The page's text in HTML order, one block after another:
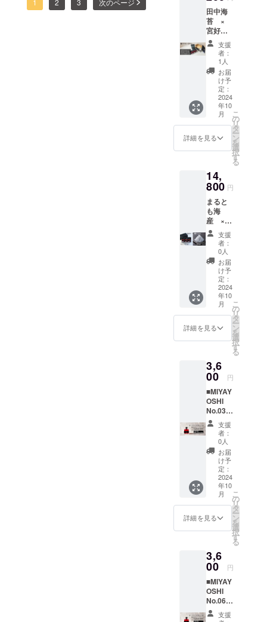
ねは自身だけで受粉ができ
種 露茜（つゆあかね）。
1 2 3 次のページ
の飲み
比べ
パッ
ケージ
です。
着色料
など何
も使わ
ない天
然由来
の透き
通った
鮮やか
色、甘
酸っぱ
香り、
濃厚な
味わい
の中に
も後味
をすっ
きりさ
せる独
自の酸
味。市
場に出
回りに
くい露
茜100％
の紅色
リ
キュー
わって
みてく
ださ
い！ リ
ターン
内容：
1.
MIYAYO
SHIプラ
ムリ
キュー
ル
200ml×
3 2.
3本入り
化粧箱
3.
紙袋 ●
原材料
由来の
成分が
沈殿す
ること
があり
ます
キュー
ル
「MIYA
YOSHI
」。今
回、ご
支援い
ただい
た方専
用に追
加生産
いたし
ます。
新ライ
ンアッ
No.03・
06・09
の飲み
パッ
ケージ
です。
着色料
など何
も使わ
ない天
然由来
の透き
通った
鮮やか
な赤
酸っぱ
いさわ
濃厚な
味わい
の中に
も後味
をすっ
きりさ
せる独
自の酸
味。市
場に出
回りに
くい露
茜100％
の紅色
プラム
キュー
ルを是
みてく
ださ
い！ リ
ターン
内容：
1.
MIYAYO
業112年
を迎え
る有田
の老舗
洋菓子
屋レピ
マルカ
さんの
大人気
商品
ティラ
ミスバ
ウム
クーヘ
ンは、
ヒーバ
ウムに
イタリ
アガル
バーニ
社のマ
スカル
ポーネ
チーズ
を使用
した滑
らかな
ティラ
ミスを
合わせ
ていま
す。塩
キーを
中に挟
なアク
セント
に。
MIYAYO
SHIの
さっぱ
りとし
たプラ
ムリ
キュー
ルとも
相性抜
す！是
非、お
い！
※MIYAY
OSHIプ
ラムリ
キュー
ルとレ
ピマル
田中海
苔 ×
宮好
コラ
ボ ■
田中の
味海苔6
SET
＋
MIYAYO
SHI
200ml
飲み
比べ3本
SET 今
緒に和
歌山を
盛り上
げよう
とご協
力いた
だいた
田中海
苔店さ
んとの
限定コ
ラボで
す。ぱ
りぱり
で風味
が抜群
の焼き
が、甘
さを抑
えた
MIAYOS
HIプラ
ムリ
キュー
ルと相
性抜群
です。
是非、
お試し
くださ
い！
※MIYAY
OSHI飲
み比べ3
海苔6品
は別発
りま
す。商
品の到
着には
支援
者：
1人
お届
け予
定：
2024
年10
月
詳細を見る
こ
の
リ
タ
ー
ン
を
選
択
す
る
14,
800 円
まると
も海
産 ×
宮好
限定コ
ラボ ■
銀鱗の
輝き３
SET
MIYAYO
SHI
200ml
飲み
比べ3
SET 和
歌山県
湯浅町
にて明
治32年
にしら
す屋を
創業
し、以
来100年
間天日
干しの
ちりめ
んを作
り続け
てきた
老舗
和歌山
有田地
方の海
の恵
み・山
の恵み
を丸ご
支援
者：
0人
お届
け予
定：
2024
年10
月
詳細を見る
こ
の
リ
タ
ー
ン
を
選
択
す
る
3,6
00 円
■MIYAY
OSHI
No.03
small
bottle
控えめ
な甘み
とさわ
やかな
酸味
は、
さっぱ
りとし
た味わ
いで
す。 甘
さ 3
・品
目 リ
キュー
ル 露
茜
100％
支援
者：
0人
お届
け予
定：
2024
年10
月
詳細を見る
こ
の
リ
タ
ー
ン
を
選
択
す
る
3,6
00 円
■MIYAY
OSHI
No.06
small
bottle支援